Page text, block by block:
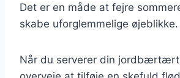
Det er en måde at fejre
skabe uforglemmelige øjeblikke.
Når du serverer din